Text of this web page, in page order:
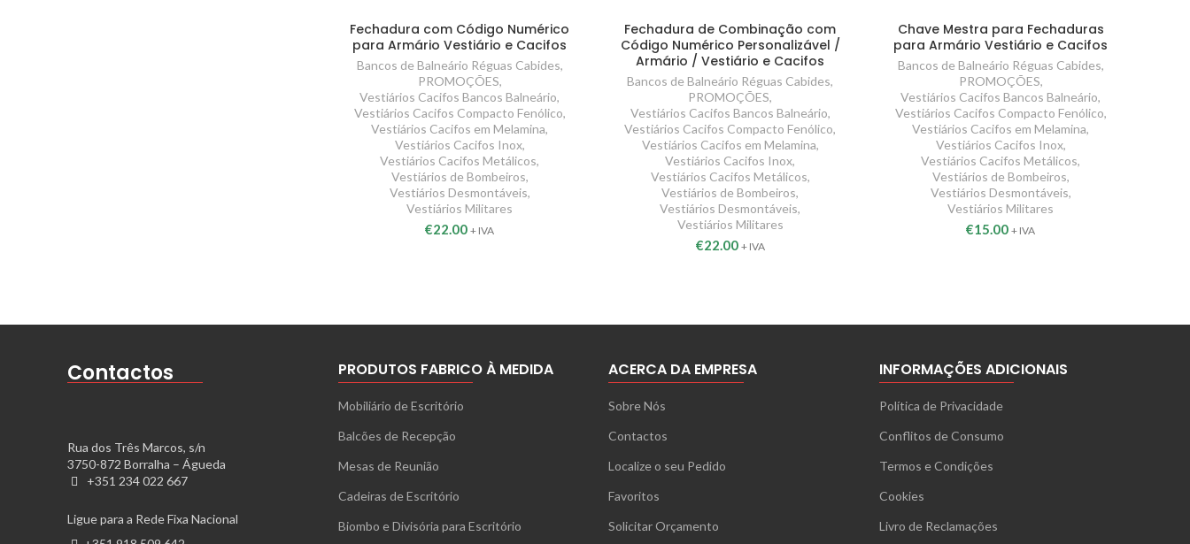
Fechadura com Código Numérico
para Armário Vestiário e Cacifos
Bancos de Balneário Réguas Cabides,
PROMOÇÕES,
Vestiários Cacifos Bancos Balneário,
Vestiários Cacifos Compacto Fenólico,
Vestiários Cacifos em Melamina,
Vestiários Cacifos Inox,
Vestiários Cacifos Metálicos,
Vestiários de Bombeiros,
Vestiários Desmontáveis,
Vestiários Militares
€22.00 + IVA
Fechadura de Combinação com
Código Numérico Personalizável /
Armário / Vestiário e Cacifos
Bancos de Balneário Réguas Cabides,
PROMOÇÕES,
Vestiários Cacifos Bancos Balneário,
Vestiários Cacifos Compacto Fenólico,
Vestiários Cacifos em Melamina,
Vestiários Cacifos Inox,
Vestiários Cacifos Metálicos,
Vestiários de Bombeiros,
Vestiários Desmontáveis,
Vestiários Militares
€22.00 + IVA
Chave Mestra para Fechaduras
para Armário Vestiário e Cacifos
Bancos de Balneário Réguas Cabides,
PROMOÇÕES,
Vestiários Cacifos Bancos Balneário,
Vestiários Cacifos Compacto Fenólico,
Vestiários Cacifos em Melamina,
Vestiários Cacifos Inox,
Vestiários Cacifos Metálicos,
Vestiários de Bombeiros,
Vestiários Desmontáveis,
Vestiários Militares
€15.00 + IVA
Contactos
Rua dos Três Marcos, s/n
3750-872 Borralha – Águeda
+351 234 022 667
Ligue para a Rede Fixa Nacional
PRODUTOS FABRICO À MEDIDA
Mobiliário de Escritório
Balcões de Recepção
Mesas de Reunião
Cadeiras de Escritório
Biombo e Divisória para Escritório
ACERCA DA EMPRESA
Sobre Nós
Contactos
Localize o seu Pedido
Favoritos
Solicitar Orçamento
INFORMAÇÕES ADICIONAIS
Política de Privacidade
Conflitos de Consumo
Termos e Condições
Cookies
Livro de Reclamações